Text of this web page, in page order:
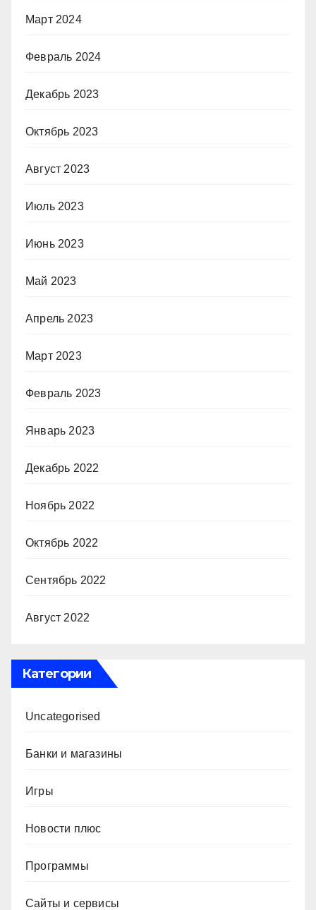
Март 2024
Февраль 2024
Декабрь 2023
Октябрь 2023
Август 2023
Июль 2023
Июнь 2023
Май 2023
Апрель 2023
Март 2023
Февраль 2023
Январь 2023
Декабрь 2022
Ноябрь 2022
Октябрь 2022
Сентябрь 2022
Август 2022
Категории
Uncategorised
Банки и магазины
Игры
Новости плюс
Программы
Сайты и сервисы